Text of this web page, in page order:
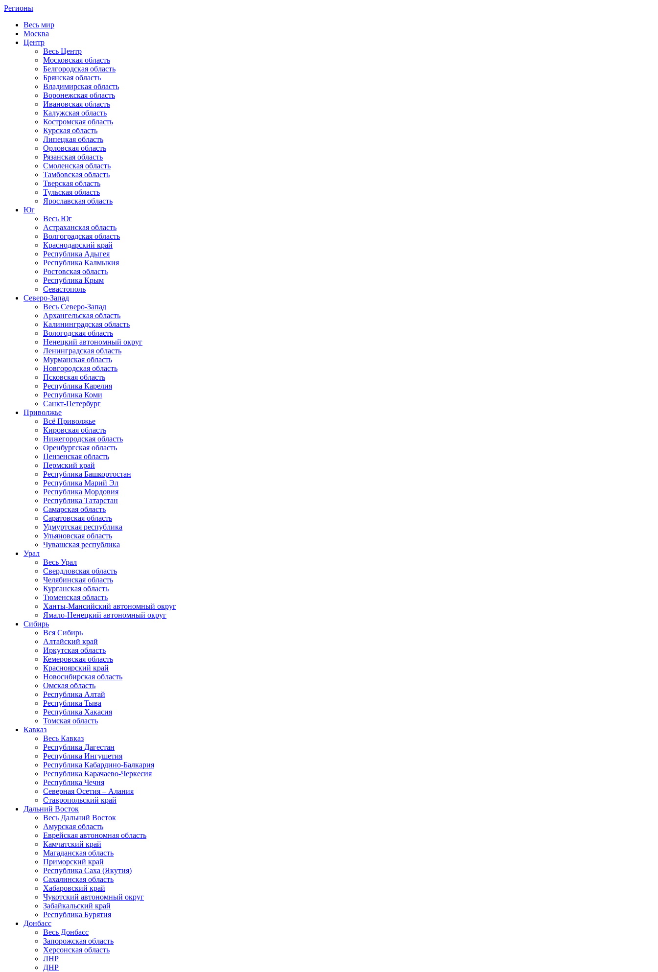
Регионы
Весь мир
Москва
Центр
Весь Центр
Московская область
Белгородская область
Брянская область
Владимирская область
Воронежская область
Ивановская область
Калужская область
Костромская область
Курская область
Липецкая область
Орловская область
Рязанская область
Смоленская область
Тамбовская область
Тверская область
Тульская область
Ярославская область
Юг
Весь Юг
Астраханская область
Волгоградская область
Краснодарский край
Республика Адыгея
Республика Калмыкия
Ростовская область
Республика Крым
Севастополь
Северо-Запад
Весь Северо-Запад
Архангельская область
Калининградская область
Вологодская область
Ненецкий автономный округ
Ленинградская область
Мурманская область
Новгородская область
Псковская область
Республика Карелия
Республика Коми
Санкт-Петербург
Приволжье
Всё Приволжье
Кировская область
Нижегородская область
Оренбургская область
Пензенская область
Пермский край
Республика Башкортостан
Республика Марий Эл
Республика Мордовия
Республика Татарстан
Самарская область
Саратовская область
Удмуртская республика
Ульяновская область
Чувашская республика
Урал
Весь Урал
Свердловская область
Челябинская область
Курганская область
Тюменская область
Ханты-Мансийский автономный округ
Ямало-Ненецкий автономный округ
Сибирь
Вся Сибирь
Алтайский край
Иркутская область
Кемеровская область
Красноярский край
Новосибирская область
Омская область
Республика Алтай
Республика Тыва
Республика Хакасия
Томская область
Кавказ
Весь Кавказ
Республика Дагестан
Республика Ингушетия
Республика Кабардино-Балкария
Республика Карачаево-Черкесия
Республика Чечня
Северная Осетия – Алания
Ставропольский край
Дальний Восток
Весь Дальний Восток
Амурская область
Еврейская автономная область
Камчатский край
Магаданская область
Приморский край
Республика Саха (Якутия)
Сахалинская область
Хабаровский край
Чукотский автономный округ
Забайкальский край
Республика Бурятия
Донбасс
Весь Донбасс
Запорожская область
Херсонская область
ЛНР
ДНР